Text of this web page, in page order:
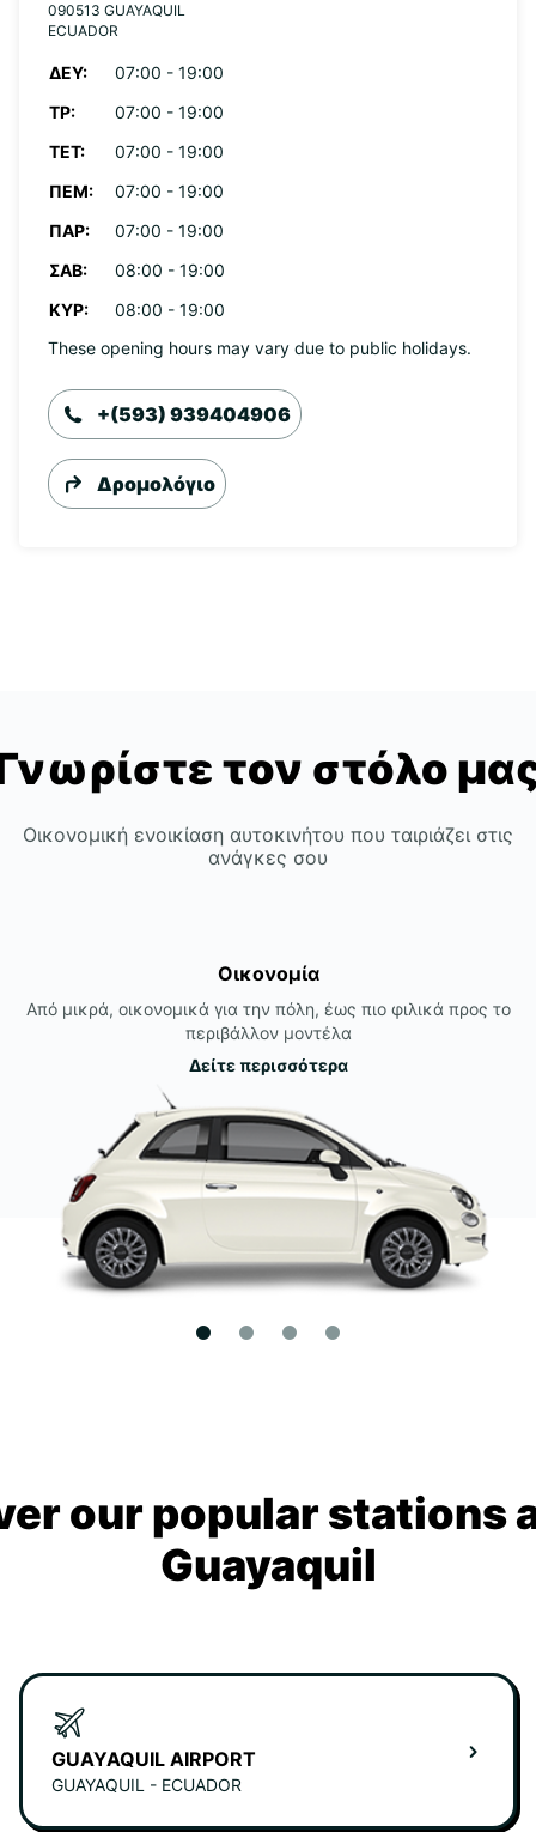
090513 GUAYAQUIL
ECUADOR
ΔΕΥ:
07:00 - 19:00
ΤΡ:
07:00 - 19:00
ΤΕΤ:
07:00 - 19:00
ΠΈΜ:
07:00 - 19:00
ΠΑΡ:
07:00 - 19:00
ΣΆΒ:
08:00 - 19:00
ΚΥΡ:
08:00 - 19:00
These opening hours may vary due to public holidays.
+(593) 939404906
Δρομολόγιο
τον στόλο
Οικονομική ενοικίαση αυτοκινήτου που ταιριάζει στις
ανάγκες σου
Οικονομία
Από μικρά, οικονομικά για την πόλη, έως πιο φιλικά προς το
περιβάλλον μοντέλα
Δείτε περισσότερα
our popular stations
Guayaquil
GUAYAQUIL AIRPORT
GUAYAQUIL - ECUADOR